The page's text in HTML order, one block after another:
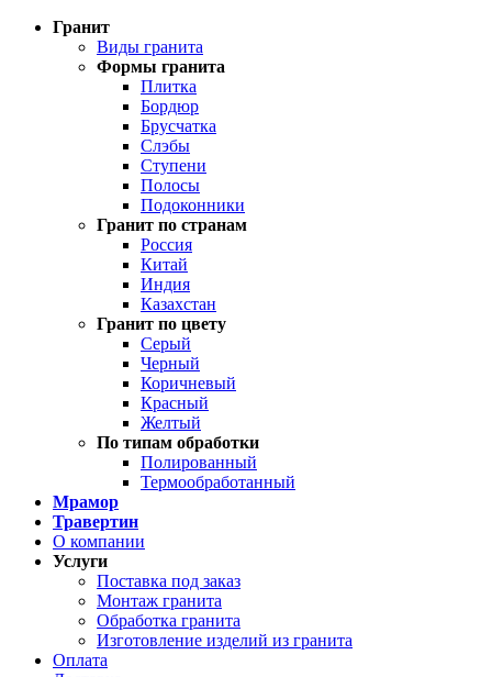
Гранит
Виды гранита
Формы гранита
Плитка
Бордюр
Брусчатка
Слэбы
Ступени
Полосы
Подоконники
Гранит по странам
Россия
Китай
Индия
Казахстан
Гранит по цвету
Серый
Черный
Коричневый
Красный
Желтый
По типам обработки
Полированный
Термообработанный
Мрамор
Травертин
О компании
Услуги
Поставка под заказ
Монтаж гранита
Обработка гранита
Изготовление изделий из гранита
Оплата